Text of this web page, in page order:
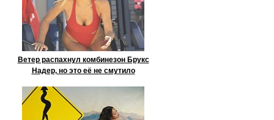
Ветер распахнул комбинезон Брукс
Надер, но это её не смутило